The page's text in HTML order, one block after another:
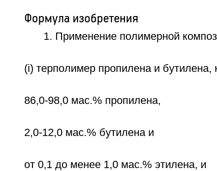
Формула изобретения
1. Применение полимерной
(i) терполимер пропилена и бутилена,
86,0-98,0 мас.% пропилена,
2,0-12,0 мас.% бутилена и
от 0,1 до менее 1,0 мас.% этилена, и